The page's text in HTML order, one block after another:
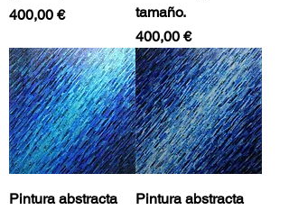
Precio
400,00 €
tamaño.
Precio
400,00 €
Pintura abstracta
Pintura abstracta